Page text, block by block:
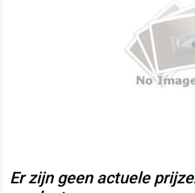
Er zijn geen actuele